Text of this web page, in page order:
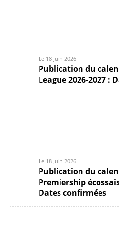
Le 18 Juin 2026
Publication du
League 2026-2027 :
Le 18 Juin 2026
Publication du
Premiership
Dates confirmées